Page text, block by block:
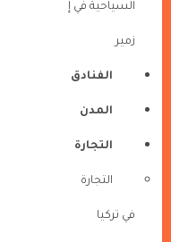
السياحية في إ
زمير
الفنادق
المدن
التجارة
التجارة
في تركيا